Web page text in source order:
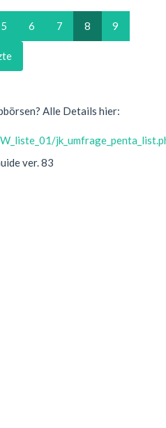
5 6 7 8 9
Alle Details hier:
ver. 83